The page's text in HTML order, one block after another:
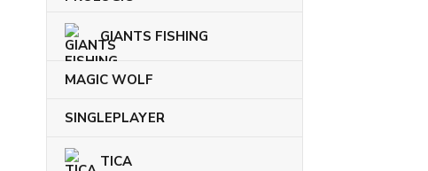
GIANTS FISHING
MAGIC WOLF
SINGLEPLAYER
TICA